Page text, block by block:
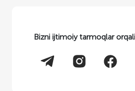
Bizni ijtimoiy tarmoqlar